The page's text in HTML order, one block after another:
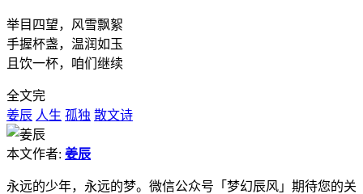
举目四望，风雪飘絮
手握杯盏，温润如玉
且饮一杯，咱们继续
全文完
姜辰 人生 孤独 散文诗
本文作者: 姜辰
永远的少年，永远的梦。微信公众号「梦幻辰风」期待您的关